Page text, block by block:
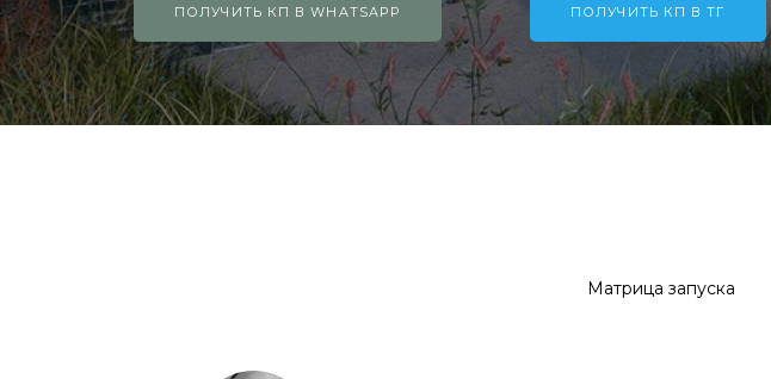
ПОЛУЧИТЬ КП В WHATSAPP ПОЛУЧИТЬ КП В ТГ
Матрица запуска